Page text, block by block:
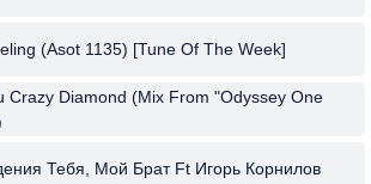
(Asot 1135) [Tune Of The Week]
Crazy Diamond (Mix From "Odyssey One
Тебя, Мой Брат Ft Игорь Корнилов